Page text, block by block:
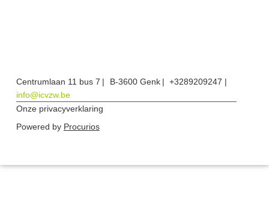
Centrumlaan 11 bus 7 B-3600 Genk
+3289209247
info@icvzw.be
Onze privacyverklaring
Powered by Procurios